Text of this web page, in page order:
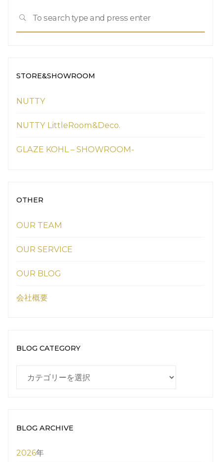
SEARCH
STORE&SHOWROOM
NUTTY
NUTTY LittleRoom&Deco.
GLAZE KOHL – SHOWROOM-
OTHER
OUR TEAM
OUR SERVICE
OUR BLOG
会社概要
BLOG CATEGORY
BLOG ARCHIVE
2026年